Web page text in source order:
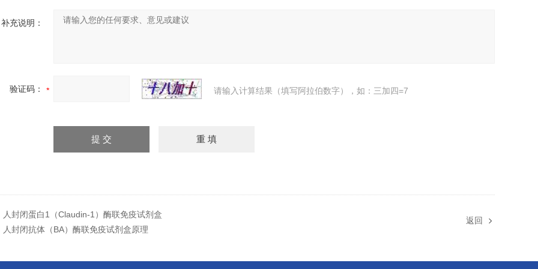
补充说明：
验证码： 请输入计算结果（填写阿拉伯数字），如：三加四=7
人封闭蛋白1（Claudin-1）酶联免疫试剂盒
人封闭抗体（BA）酶联免疫试剂盒原理
返回